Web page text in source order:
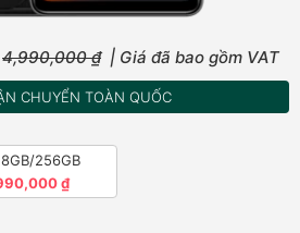
4,990,000 ₫ | Giá đã bao gồm VAT
CHUYỂN TOÀN QUỐC
8GB/256GB
₫